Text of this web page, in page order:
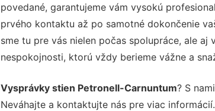
povedané, garantujeme vám vysokú
prvého kontaktu až po samotné dokončenie
sme tu pre vás nielen počas spolupráce, ale aj
nespokojnosti, ktorú vždy berieme vážne a
Vysprávky stien Petronell-Carnuntum? S
Neváhajte a kontaktujte nás pre viac